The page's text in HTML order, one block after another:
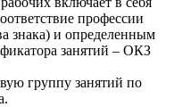
профессии
знака) и определенным
занятий – ОКЗ
группу занятий по